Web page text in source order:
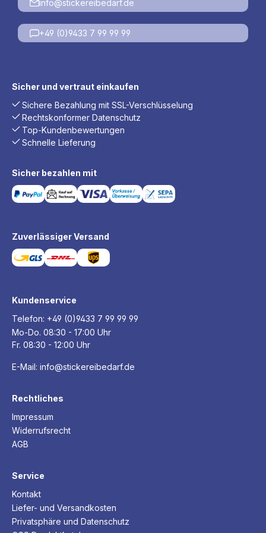
info@stickereibedarf.de
+49 (0)9433 7 99 99 99
Sicher und vertraut einkaufen
Sichere Bezahlung mit SSL-Verschlüsselung
Rechtskonformer Datenschutz
Top-Kundenbewertungen
Schnelle Lieferung
Sicher bezahlen mit
Zuverlässiger Versand
Kundenservice
Telefon: +49 (0)9433 7 99 99 99
Mo-Do. 08:30 - 17:00 Uhr
Fr. 08:30 - 12:00 Uhr
E-Mail: info@stickereibedarf.de
Rechtliches
Impressum
Widerrufsrecht
AGB
Service
Kontakt
Liefer- und Versandkosten
Privatsphäre und Datenschutz